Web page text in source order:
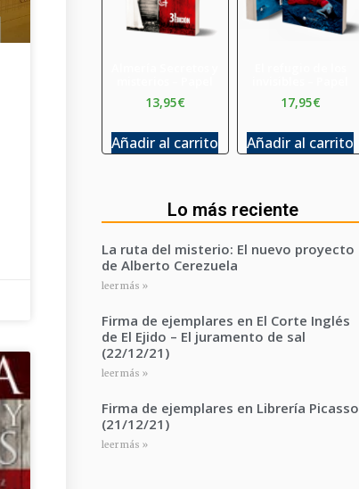
13,95€
Añadir al carrito
17,95€
Añadir al carrito
Lo más reciente
La ruta del misterio: El nuevo proyecto
de Alberto Cerezuela
leer más »
Firma de ejemplares en El Corte Inglés
de El Ejido – El juramento de sal
(22/12/21)
leer más »
Firma de ejemplares en Librería Picasso
(21/12/21)
leer más »